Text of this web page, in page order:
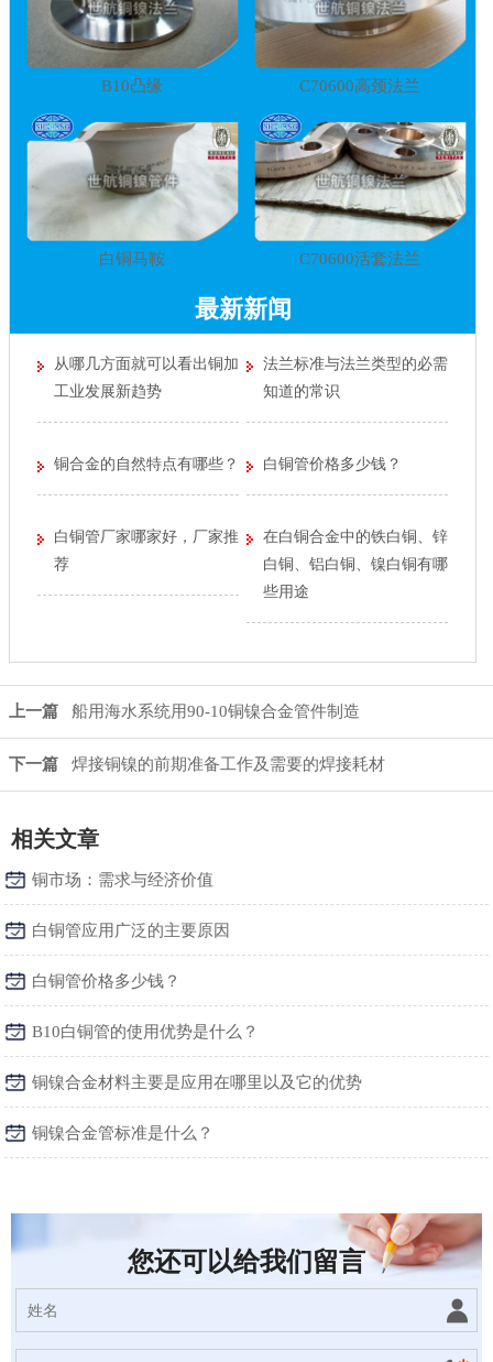
B10凸缘 C70600高颈法兰
白铜马鞍 C70600活套法兰
最新新闻
从哪几方面就可以看出铜加
工业发展新趋势
法兰标准与法兰类型的必需
知道的常识
铜合金的自然特点有哪些？ 白铜管价格多少钱？
白铜管厂家哪家好，厂家推
荐
在白铜合金中的铁白铜、锌
白铜、铝白铜、镍白铜有哪
些用途
上一篇 船用海水系统用90-10铜镍合金管件制造
下一篇 焊接铜镍的前期准备工作及需要的焊接耗材
相关文章
铜市场：需求与经济价值
白铜管应用广泛的主要原因
白铜管价格多少钱？
B10白铜管的使用优势是什么？
铜镍合金材料主要是应用在哪里以及它的优势
铜镍合金管标准是什么？
您还可以给我们留言